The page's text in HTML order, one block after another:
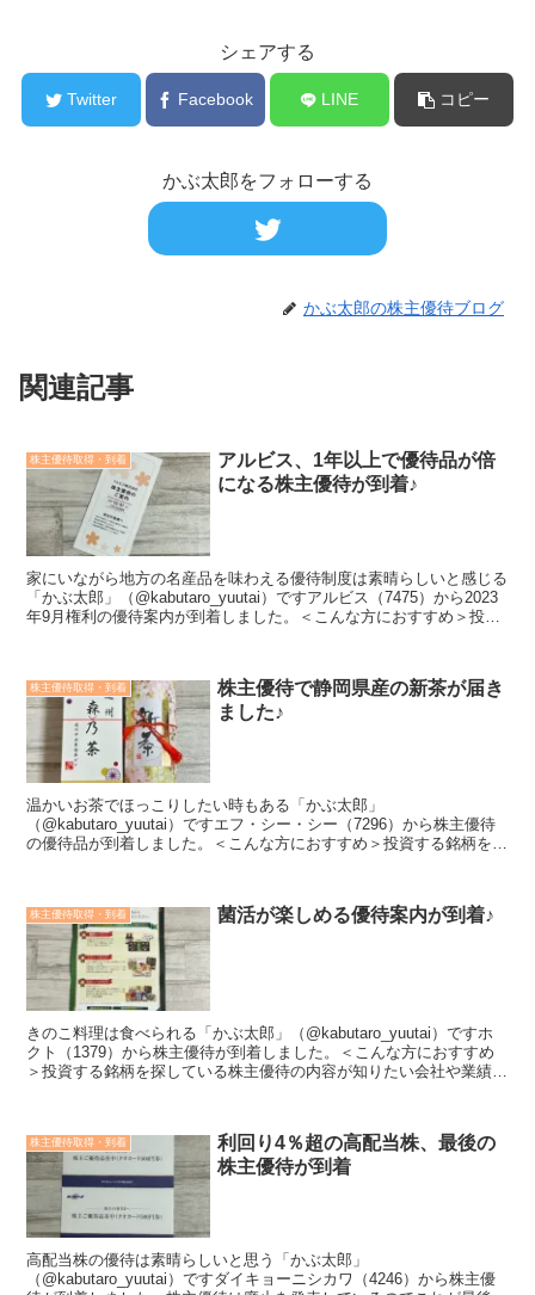
シェアする
Twitter Facebook LINE コピー
かぶ太郎をフォローする
かぶ太郎の株主優待ブログ
関連記事
株主優待取得・到着
アルビス、1年以上で優待品が倍
になる株主優待が到着♪
家にいながら地方の名産品を味わえる優待制度は素晴らしいと感じる
「かぶ太郎」（@kabutaro_yuutai）ですアルビス（7475）から2023
年9月権利の優待案内が到着しました。＜こんな方におすすめ＞投資
株主優待取得・到着
株主優待で静岡県産の新茶が届き
ました♪
温かいお茶でほっこりしたい時もある「かぶ太郎」
（@kabutaro_yuutai）ですエフ・シー・シー（7296）から株主優待
の優待品が到着しました。＜こんな方におすすめ＞投資する銘柄を探
株主優待取得・到着 菌活が楽しめる優待案内が到着♪
きのこ料理は食べられる「かぶ太郎」（@kabutaro_yuutai）ですホ
クト（1379）から株主優待が到着しました。＜こんな方におすすめ
＞投資する銘柄を探している株主優待の内容が知りたい会社や業績の
株主優待取得・到着
利回り4％超の高配当株、最後の
株主優待が到着
高配当株の優待は素晴らしいと思う「かぶ太郎」
（@kabutaro_yuutai）ですダイキョーニシカワ（4246）から株主優